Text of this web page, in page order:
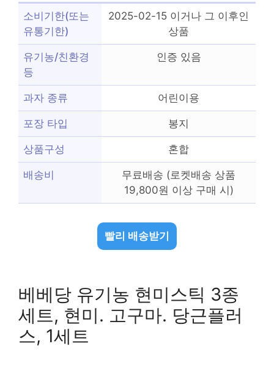
소비기한(또는
유통기한)
2025-02-15 이거나 그 이후인
상품
유기농/친환경
등
인증 있음
과자 종류 어린이용
포장 타입 봉지
상품구성 혼합
배송비
무료배송 (로켓배송 상품
19,800원 이상 구매 시)
빨리 배송받기
베베당 유기농 현미스틱 3종
세트, 현미. 고구마. 당근플러
스, 1세트